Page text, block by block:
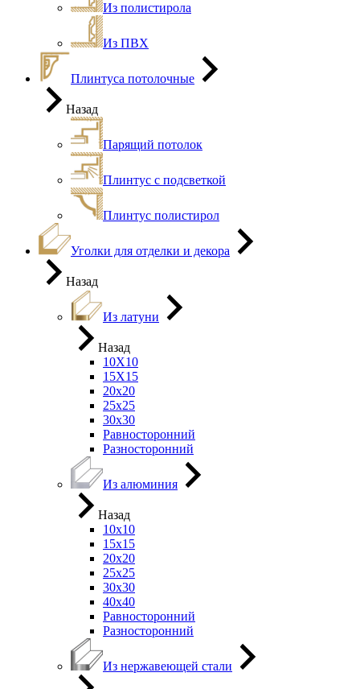
Из полистирола
Из ПВХ
Плинтуса потолочные
Назад
Парящий потолок
Плинтус с подсветкой
Плинтус полистирол
Уголки для отделки и декора
Назад
Из латуни
Назад
10Х10
15Х15
20х20
25х25
30х30
Равносторонний
Разносторонний
Из алюминия
Назад
10х10
15х15
20х20
25х25
30х30
40х40
Равносторонний
Разносторонний
Из нержавеющей стали